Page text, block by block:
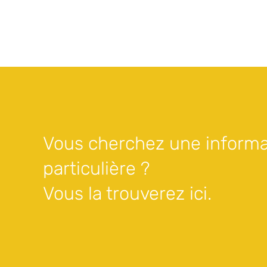
Vous cherchez une
particulière ?
Vous la trouverez ici.